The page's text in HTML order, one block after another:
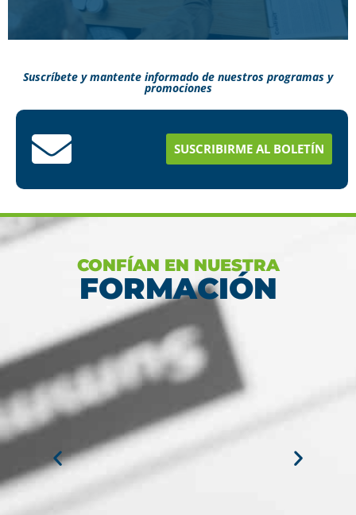
estudios en menos tiempo
Suscríbete y mantente informado de nuestros programas y
promociones
SUSCRIBIRME AL BOLETÍN
CONFÍAN EN NUESTRA
FORMACIÓN